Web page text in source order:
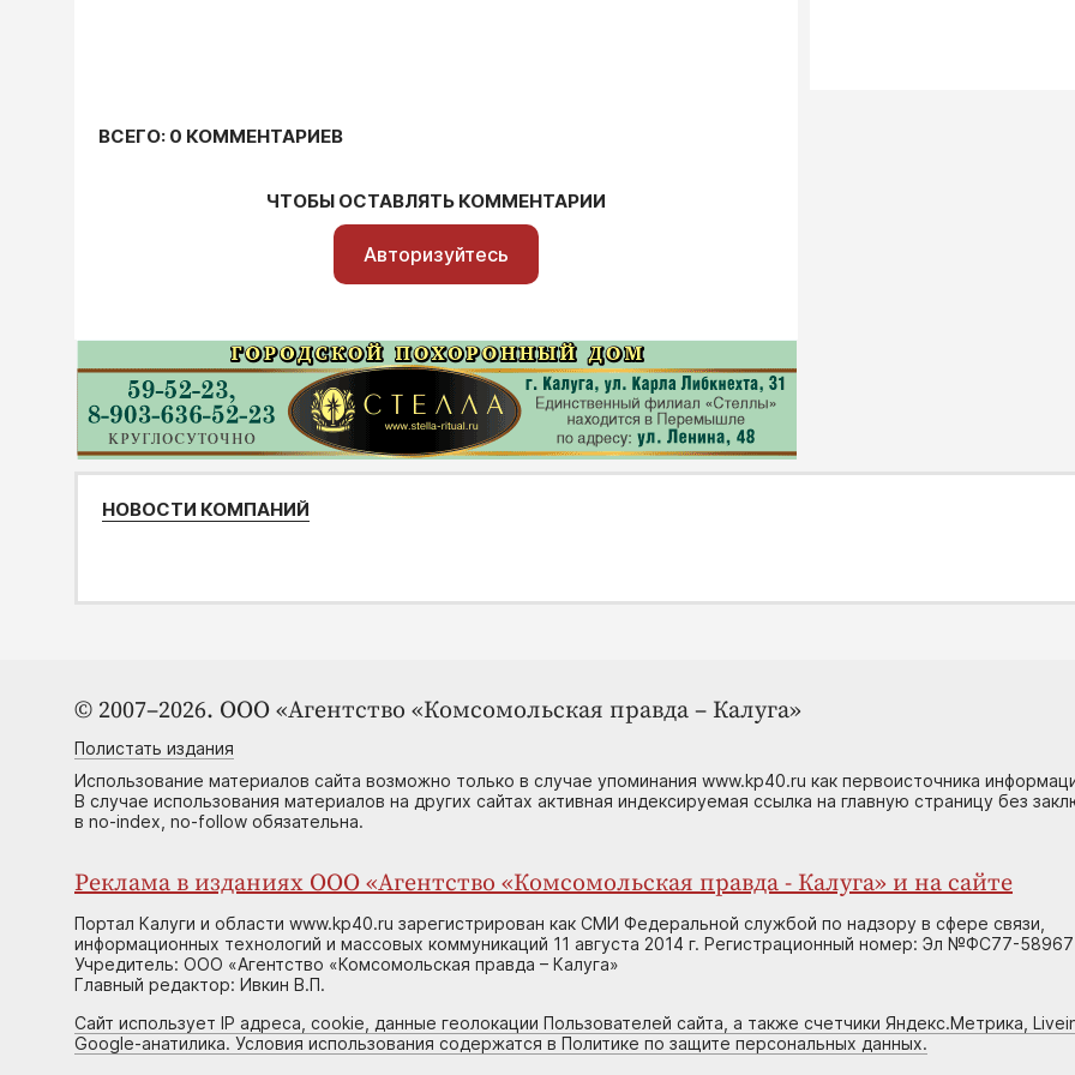
ВСЕГО: 0 КОММЕНТАРИЕВ
ЧТОБЫ ОСТАВЛЯТЬ КОММЕНТАРИИ
Авторизуйтесь
НОВОСТИ КОМПАНИЙ
© 2007–2026. ООО «Агентство «Комсомольская правда – Калуга»
Полистать издания
Использование материалов сайта возможно только в случае упоминания www.kp40.ru как первоисточника
В случае использования материалов на других сайтах активная индексируемая ссылка на главную страницу без
в no-index, no-follow обязательна.
Реклама в изданиях ООО «Агентство «Комсомольская правда - Калуга» и на сайте
Портал Калуги и области www.kp40.ru зарегистрирован как СМИ Федеральной службой по надзору в сфере связи,
информационных технологий и массовых коммуникаций 11 августа 2014 г. Регистрационный номер: Эл №ФС77-58967
Учредитель: ООО «Агентство «Комсомольская правда – Калуга»
Главный редактор: Ивкин В.П.
Сайт использует IP адреса, cookie, данные геолокации Пользователей сайта, а также счетчики Яндекс.Метрика,
Google-анатилика. Условия использования содержатся в Политике по защите персональных данных.